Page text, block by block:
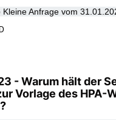
Kleine Anfrage vom
- Warum hält der
Vorlage des HPA-